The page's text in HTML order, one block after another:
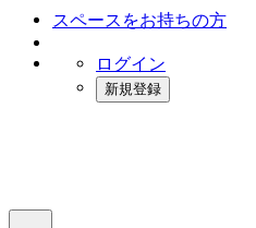
スペースをお持ちの方
ログイン
新規登録